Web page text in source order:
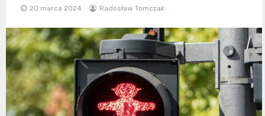
20 marca 2024 Radosław Tomczak